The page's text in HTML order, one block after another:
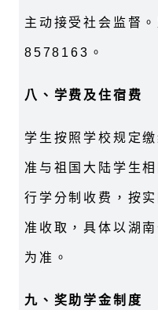
主动接受社会监督
8578163。
八、学费及住宿费
学生按照学校规定
准与祖国大陆学生
行学分制收费，按
准收取，具体以湖
为准。
九、奖助学金制度